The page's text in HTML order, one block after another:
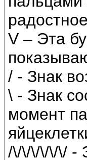
V – Эта
/ - Знак
\ - Знак
момент
/\/\/\/\/\/\/ -